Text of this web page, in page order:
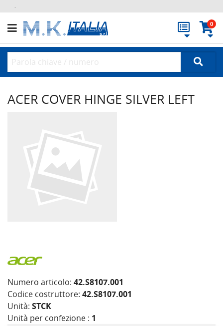
.
0
ACER COVER HINGE SILVER LEFT
Numero articolo: 42.S8107.001
Codice costruttore: 42.S8107.001
Unità: STCK
Unità per confezione : 1